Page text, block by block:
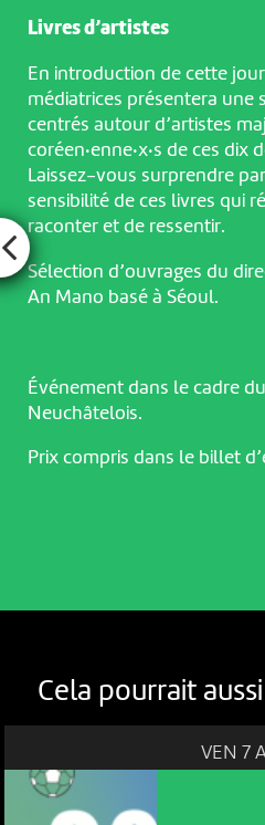
Livres d’artistes
En introduction de cette
médiatrices présentera une
centrés autour d’artistes
coréen·enne·x·s de ces dix
Laissez-vous surprendre
sensibilité de ces livres qui
raconter et de ressentir.
Sélection d’ouvrages du
An Mano basé à Séoul.
Événement dans le cadre
Neuchâtelois.
Prix compris dans le billet
Cela pourrait
VEN 7